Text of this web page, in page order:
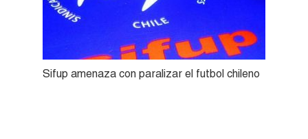
Sifup amenaza con paralizar el futbol chileno